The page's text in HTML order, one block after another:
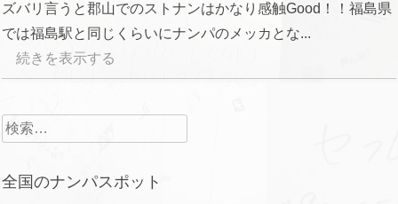
ズバリ言うと郡山でのストナンはかなり感触Good！！福島県
では福島駅と同じくらいにナンパのメッカとな...
続きを表示する
検
全国のナンパスポット